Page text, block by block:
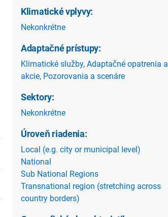
Klimatické vplyvy:
Nekonkrétne
Adaptačné prístupy:
Klimatické služby, Adaptačné opatrenia a
akcie, Pozorovania a scenáre
Sektory:
Nekonkrétne
Úroveň riadenia:
Local (e.g. city or municipal level)
National
Sub National Regions
Transnational region (stretching across
country borders)